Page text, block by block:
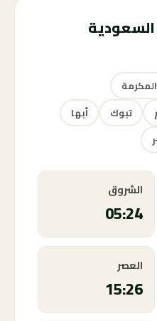
تبوك
أبها
الشروق
05:24
العصر
15:26